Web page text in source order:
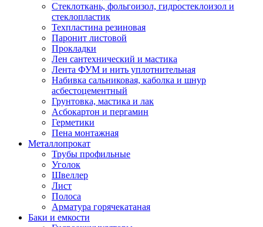
Стеклоткань, фольгоизол, гидростеклоизол и
стеклопластик
Техпластина резиновая
Паронит листовой
Прокладки
Лен сантехнический и мастика
Лента ФУМ и нить уплотнительная
Набивка сальниковая, каболка и шнур
асбестоцементный
Грунтовка, мастика и лак
Асбокартон и пергамин
Герметики
Пена монтажная
Металлопрокат
Трубы профильные
Уголок
Швеллер
Лист
Полоса
Арматура горячекатаная
Баки и емкости